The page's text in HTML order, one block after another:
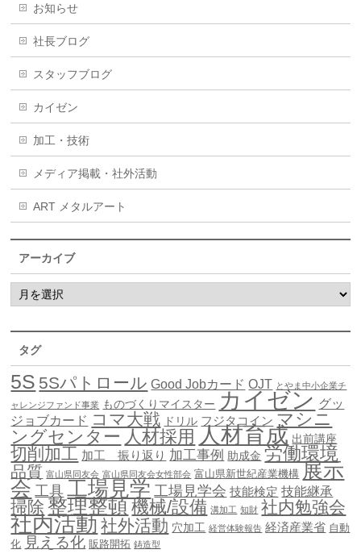
お知らせ
社長ブログ
スタッフブログ
カイゼン
加工・技術
メディア掲載・社外活動
ART メタルアート
アーカイブ
タグ
5S 5Sパトロール Good Jobカード OJT とやま中小企業チ
ャレンジファンド事業 ものづくりマイスター カイゼン グッ
ジョブカード コマ大戦 ドリル フジタコイン マシニ
ングセンター 人材採用 人材育成 出前講座
切削加工 加工 振り返り 加工事例 助成金 労働環境
品質 富山県同友会 富山県同友会女性部会 富山県新世紀産業機構 展示
会 工具 工場見学 工場見学会 技能検定 技能継承
掃除 整理整頓機械/設備 溝加工 知財 社内勉強会
社内活動社外活動 穴加工 経営体験報告 経済産業省 自動
化 見える化 販路開拓 鋳造型